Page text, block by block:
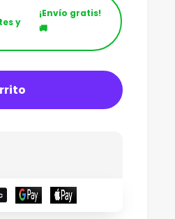
y
¡Envío gratis!
🚚